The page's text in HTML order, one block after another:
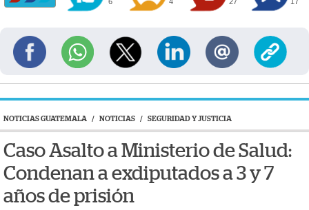
NOTICIAS GUATEMALA / NOTICIAS / SEGURIDAD Y JUSTICIA
Caso Asalto a Ministerio de Salud:
Condenan a exdiputados a 3 y 7
años de prisión